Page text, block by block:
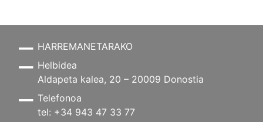
HARREMANETARAKO
Helbidea
Aldapeta kalea, 20 – 20009 Donostia
Telefonoa
tel: +34 943 47 33 77